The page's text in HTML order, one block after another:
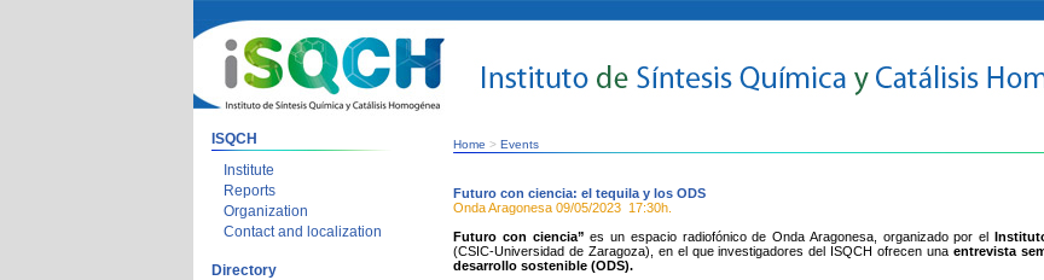
ISQCH
Institute
Reports
Organization
Contact and localization
Directory
Home > Events
Futuro con ciencia: el tequila y los ODS
Onda Aragonesa 09/05/2023 17:30h.
Futuro con ciencia”es un espacio radiofónico de Onda Aragonesa, organizado por el
(CSIC-Universidad de Zaragoza), en el que investigadores del ISQCH ofrecen unaentrevista
desarrollo sostenible (ODS).